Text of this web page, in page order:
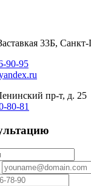
33Б,
90-95
пр-т, д. 25
80-81